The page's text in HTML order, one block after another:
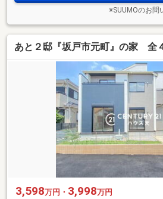
※SUUMOのお問
あと２邸『坂戸市元町』の家 全
3,598万円・ 3,998万円